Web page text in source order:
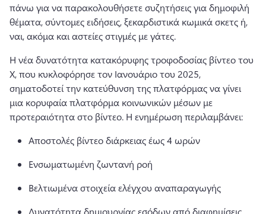
πάνω για να παρακολουθήσετε συζητήσεις για δημοφιλή
θέματα, σύντομες ειδήσεις, ξεκαρδιστικά κωμικά σκετς ή,
ναι, ακόμα και αστείες στιγμές με γάτες.
Η νέα δυνατότητα κατακόρυφης τροφοδοσίας βίντεο του
X, που κυκλοφόρησε τον Ιανουάριο του 2025,
σηματοδοτεί την κατεύθυνση της πλατφόρμας να γίνει
μια κορυφαία πλατφόρμα κοινωνικών μέσων με
προτεραιότητα στο βίντεο. Η ενημέρωση περιλαμβάνει:
Αποστολές βίντεο διάρκειας έως 4 ωρών
Ενσωματωμένη ζωντανή ροή
Βελτιωμένα στοιχεία ελέγχου αναπαραγωγής
Δυνατότητα δημιουργίας εσόδων από διαφημίσεις